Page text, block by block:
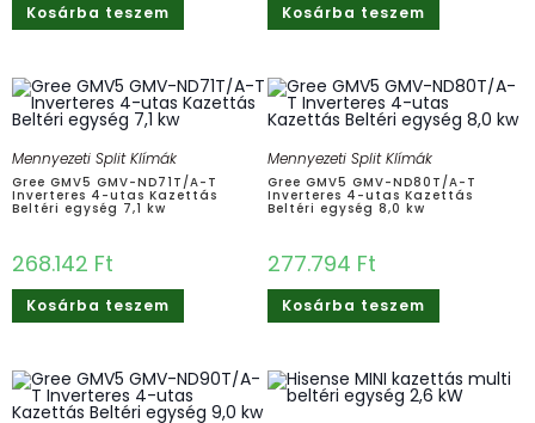
Kosárba teszem Kosárba teszem
Mennyezeti Split Klímák
Gree GMV5 GMV-ND71T/A-T
Inverteres 4-utas Kazettás
Beltéri egység 7,1 kw
268.142 Ft
Kosárba teszem
Mennyezeti Split Klímák
Gree GMV5 GMV-ND80T/A-T
Inverteres 4-utas Kazettás
Beltéri egység 8,0 kw
277.794 Ft
Kosárba teszem